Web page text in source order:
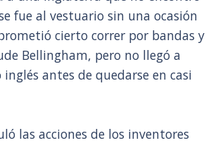
fue al vestuario sin una ocasión
cierto correr por bandas y
Bellingham, pero no llegó a
antes de quedarse en casi
las acciones de los inventores